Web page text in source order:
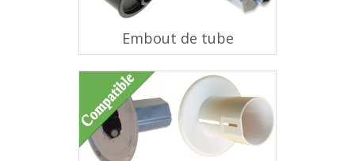
Embout de tube